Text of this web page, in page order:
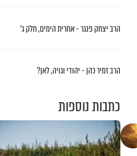
הרב יצחק פנגר - אחרית הימים, חלק ג’
הרב זמיר כהן - יהודי וגויה, לאן?
כתבות נוספות